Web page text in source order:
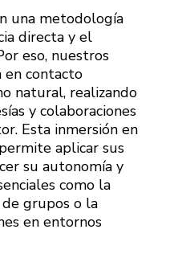
una metodología
directa y el
eso, nuestros
en contacto
natural, realizando
y colaboraciones
Esta inmersión en
aplicar sus
su autonomía y
como la
grupos o la
en entornos